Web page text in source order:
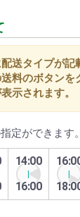
送タイプが記
料のボタンを
示されます。
定ができます。
14:00
16:00